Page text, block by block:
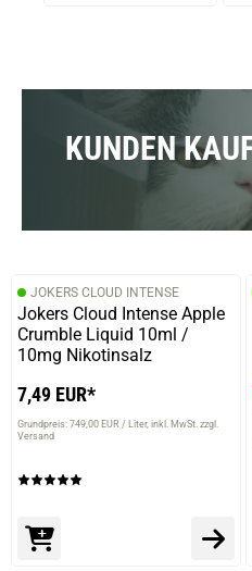
KUNDEN
JOKERS CLOUD INTENSE
Jokers Cloud Intense Apple
Crumble Liquid 10ml /
10mg Nikotinsalz
7,49 EUR*
Grundpreis: 749,00 EUR / Liter inkl. MwSt. zzgl.
Versand